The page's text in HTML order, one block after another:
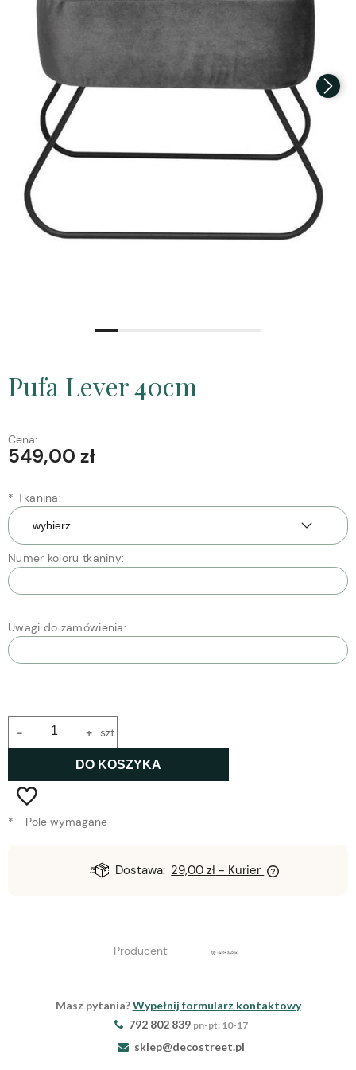
Pufa Lever 40cm
Cena:
549,00 zł
* Tkanina:
Numer koloru tkaniny:
Uwagi do zamówienia:
+
- szt.
DO KOSZYKA
* - Pole wymagane
Dostawa: 29,00 zł - Kurier
Producent:
Masz pytania?Wypełnij formularz kontaktowy
792 802 839 pn-pt: 10-17
sklep@decostreet.pl